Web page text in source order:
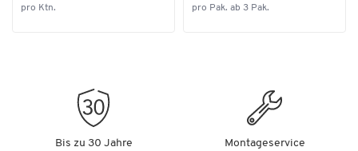
pro Ktn. pro Pak. ab 3 Pak.
Bis zu 30 Jahre
Montageservice